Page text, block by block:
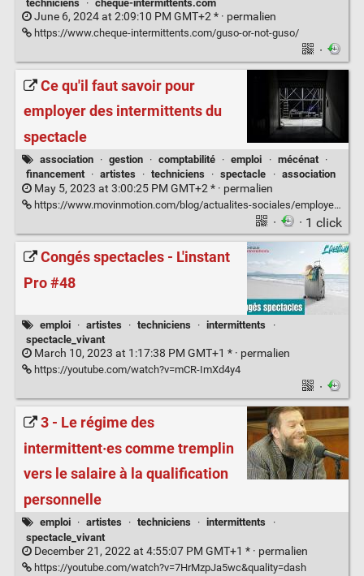
techniciens
· cheque-intermittents.com
June 6, 2024 at 2:09:10 PM GMT+2 * · permalien
https://www.cheque-intermittents.com/guso-or-not-guso/
·
Ce qu'il faut savoir pour
employer des intermittents du
spectacle
association · gestion · comptabilité · emploi · mécénat
·
financement
· artistes · techniciens · spectacle · association
May 5, 2023 at 3:00:25 PM GMT+2 * · permalien
https://www.movinmotion.com/blog/actualites-sociales/employer-des-intermittents-du-spectacle/
· · 1 click
Congés spectacles - L'instant
Pro #48
emploi · artistes · techniciens · intermittents
·
spectacle_vivant
March 10, 2023 at 1:17:38 PM GMT+1 * · permalien
https://youtube.com/watch?v=mCR-ImXd4y4
·
3 - Le régime des
intermittent·es comme tremplin
vers le salaire à la qualification
personnelle
emploi · artistes · techniciens · intermittents
·
spectacle_vivant
December 21, 2022 at 4:55:07 PM GMT+1 * · permalien
https://youtube.com/watch?v=7HrMzpJa5wc&quality=dash